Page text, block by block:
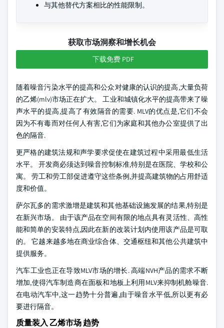
与其他替代方案相比的性能限制。
获取市场洞察和增长机会
下载免费 PDF
随着噪音污染水平的提高和公众对健康的认识的提高,大量负荷
的乙烯(mlv)市场正在扩大。 工业和城镇化水平的提高带来了噪
声水平的提高,提高了有效隔音的需要. MLV的优点是,它们不会
因为不有毒而对任何人有害,它们为家庭和其他办公室提供了出
色的隔音.
更严格的建筑法规和声学要求促使在建筑过程中采用最低生活
水平。 开发商必须达到噪音控制标准,特别是在医院、学校和公
寓。 劳工和劳工部促进遵守这些条例,并提高建筑物的占用舒适
度和价值。
萨尔瓦多的需求激增是建筑和其他基础设施发展的结果,特别是
在新兴市场。 由于该产品在空间有限的地点具有灵活性、高性
能和简单的安装特点,因此在新的改装计划内使用该产品是可取
的。 它越来越多地在商业综合体、交通枢纽和其他公共建筑中
提供服务。
汽车工业也正在导致MLV市场的增长. 高端NVH产品的需求不断
增加,使得汽车制造商在面板和地板上利用MLV来抑制机舱噪音.
在电动汽车中,这一趋势十分普遍,由于噪音水平低,所以更有必
要进行隔音。
质量装入 乙烯市场 趋势